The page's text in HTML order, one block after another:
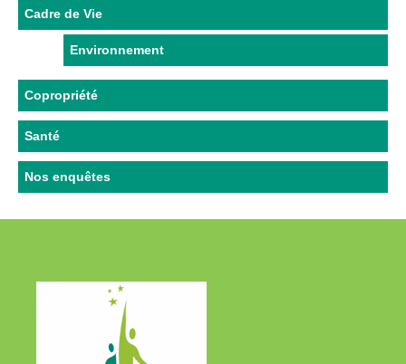
Cadre de Vie
Environnement
Copropriété
Santé
Nos enquêtes